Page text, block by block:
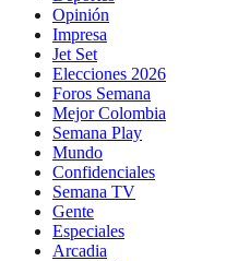
Opinión
Impresa
Jet Set
Elecciones 2026
Foros Semana
Mejor Colombia
Semana Play
Mundo
Confidenciales
Semana TV
Gente
Especiales
Arcadia